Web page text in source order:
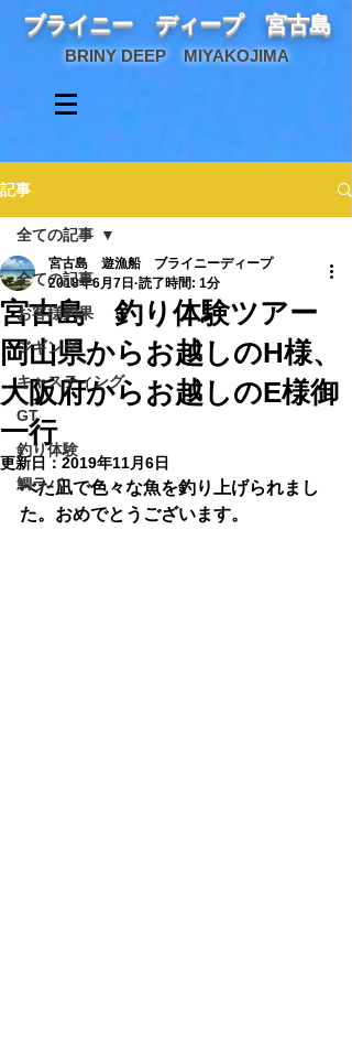
ブライニー ディープ 宮古島
BRINY DEEP MIYAKOJIMA
記事
全ての記事
お客様釣果
ジギング
キャスティング
GT
釣り体験
鯛ラバ
全ての記事
宮古島 釣り体験ツアー
岡山県からお越しのH様、
大阪府からお越しのE様御
一行
宮古島 遊漁船 ブライニーディープ
2018年6月7日 読了時間: 1分
更新日：2019年11月6日
べた凪で色々な魚を釣り上げられまし
た。おめでとうございます。